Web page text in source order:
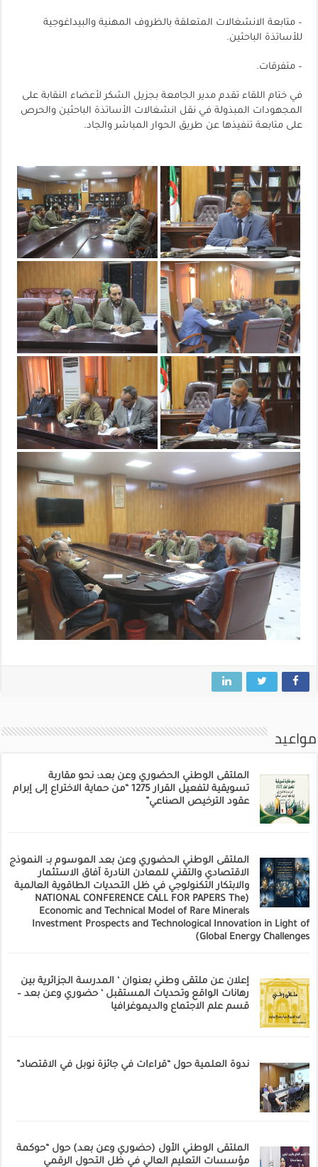
– متابعة الانشغالات المتعلقة بالظروف المهنية والبيداغوجية
للأساتذة الباحثين.
– متفرقات.
في ختام اللقاء تقدم مدير الجامعة بجزيل الشكر لأعضاء النقابة على
المجهودات المبذولة في نقل انشغالات الأساتذة الباحثين والحرص
على متابعة تنفيذها عن طريق الحوار المباشر والجاد.
مواعيد
الملتقى الوطني الحضوري وعن بعد: نحو مقاربة
تسويقية لتفعيل القرار 1275 “من حماية الاختراع إلى إبرام
عقود الترخيص الصناعي”
الملتقى الوطني الحضوري وعن بعد الموسوم بـ: النموذج
الاقتصادي والتقني للمعادن النادرة آفاق الاستثمار
والابتكار التكنولوجي في ظل التحديات الطاقوية العالمية
(NATIONAL CONFERENCE CALL FOR PAPERS The
Economic and Technical Model of Rare Minerals
Investment Prospects and Technological Innovation in Light of
Global Energy Challenges)
إعلان عن ملتقى وطني بعنوان ‘ المدرسة الجزائرية بين
رهانات الواقع وتحديات المستقبل ‘ حضوري وعن بعد –
قسم علم الاجتماع والديموغرافيا
ندوة العلمية حول “قراءات في جائزة نوبل في الاقتصاد”
الملتقى الوطني الأول (حضوري وعن بعد) حول “حوكمة
مؤسسات التعليم العالي في ظل التحول الرقمي